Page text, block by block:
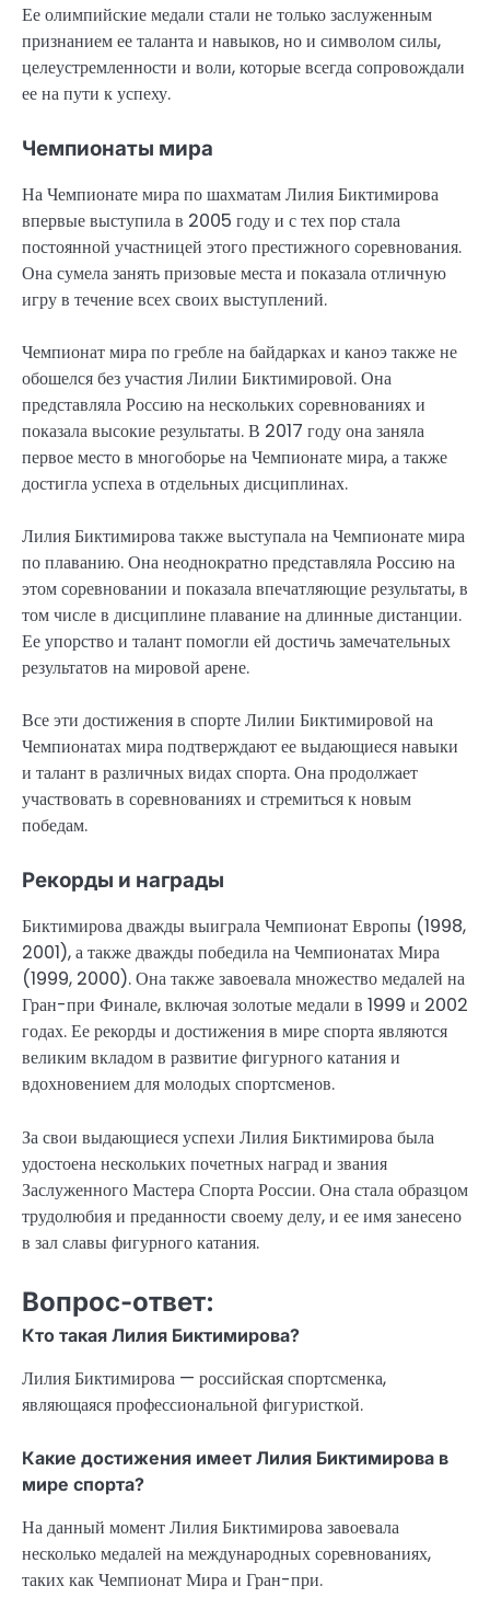
Ее олимпийские медали стали не только заслуженным
признанием ее таланта и навыков, но и символом силы,
целеустремленности и воли, которые всегда сопровождали
ее на пути к успеху.
Чемпионаты мира
На Чемпионате мира по шахматам Лилия Биктимирова
впервые выступила в 2005 году и с тех пор стала
постоянной участницей этого престижного соревнования.
Она сумела занять призовые места и показала отличную
игру в течение всех своих выступлений.
Чемпионат мира по гребле на байдарках и каноэ также не
обошелся без участия Лилии Биктимировой. Она
представляла Россию на нескольких соревнованиях и
показала высокие результаты. В 2017 году она заняла
первое место в многоборье на Чемпионате мира, а также
достигла успеха в отдельных дисциплинах.
Лилия Биктимирова также выступала на Чемпионате мира
по плаванию. Она неоднократно представляла Россию на
этом соревновании и показала впечатляющие результаты, в
том числе в дисциплине плавание на длинные дистанции.
Ее упорство и талант помогли ей достичь замечательных
результатов на мировой арене.
Все эти достижения в спорте Лилии Биктимировой на
Чемпионатах мира подтверждают ее выдающиеся навыки
и талант в различных видах спорта. Она продолжает
участвовать в соревнованиях и стремиться к новым
победам.
Рекорды и награды
Биктимирова дважды выиграла Чемпионат Европы (1998,
2001), а также дважды победила на Чемпионатах Мира
(1999, 2000). Она также завоевала множество медалей на
Гран-при Финале, включая золотые медали в 1999 и 2002
годах. Ее рекорды и достижения в мире спорта являются
великим вкладом в развитие фигурного катания и
вдохновением для молодых спортсменов.
За свои выдающиеся успехи Лилия Биктимирова была
удостоена нескольких почетных наград и звания
Заслуженного Мастера Спорта России. Она стала образцом
трудолюбия и преданности своему делу, и ее имя занесено
в зал славы фигурного катания.
Вопрос-ответ:
Кто такая Лилия Биктимирова?
Лилия Биктимирова — российская спортсменка,
являющаяся профессиональной фигуристкой.
Какие достижения имеет Лилия Биктимирова в
мире спорта?
На данный момент Лилия Биктимирова завоевала
несколько медалей на международных соревнованиях,
таких как Чемпионат Мира и Гран-при.